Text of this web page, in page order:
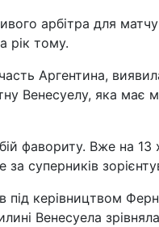
арбітра для
рік тому.
Аргентина,
Венесуелу, яка має
фавориту. Вже на
суперників
керівництвом
Венесуела